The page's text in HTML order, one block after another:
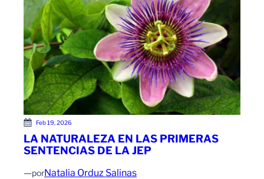
Feb 19, 2026
LA NATURALEZA EN LAS PRIMERAS
SENTENCIAS DE LA JEP
—porNatalia Orduz Salinas